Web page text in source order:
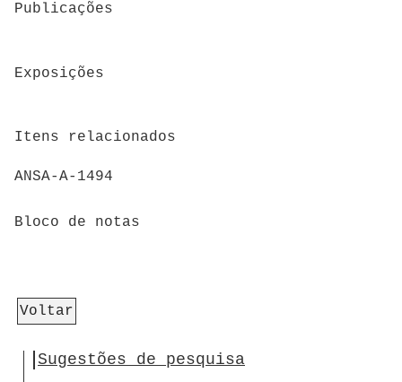
Publicações
Exposições
Itens relacionados
ANSA-A-1494
Bloco de notas
Voltar
Sugestões de pesquisa